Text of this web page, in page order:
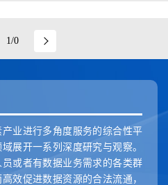
1/0
业进行多角度服务的综合性平
展开一系列深度研究与观察。
或者有数据业务需求的各类群
效促进数据资源的合法流通，